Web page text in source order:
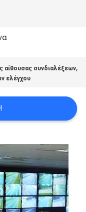
αίθουσας συνδιαλέξεων,
ελέγχου